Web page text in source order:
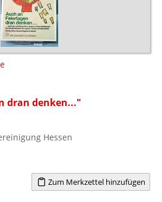
dran denken..."
Hessen
Zum Merkzettel hinzufügen